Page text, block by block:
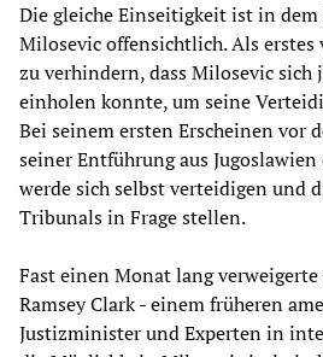
Die gleiche Einseitigkeit ist in dem
Milosevic offensichtlich. Als erstes
zu verhindern, dass Milosevic sich
einholen konnte, um seine
Bei seinem ersten Erscheinen vor
seiner Entführung aus
werde sich selbst verteidigen und
Tribunals in Frage stellen.
Fast einen Monat lang
Ramsey Clark - einem früheren
Justizminister und Experten in